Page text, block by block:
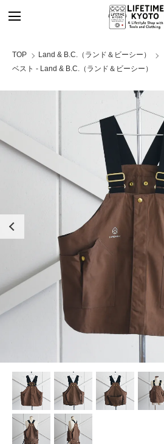
TOP
Land & B.C.（ランド＆ビーシー）
ベスト - Land & B.C.（ランド＆ビーシー）